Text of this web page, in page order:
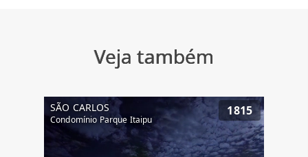
Veja também
SÃO CARLOS
Condomínio Parque Itaipu
1815